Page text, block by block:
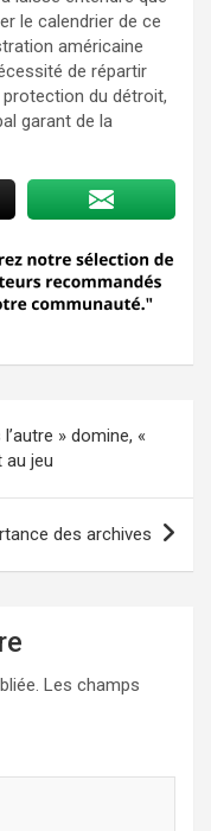
le calendrier de ce
américaine
de répartir
du détroit,
garant de la
» domine, «
au jeu
des archives
Les champs